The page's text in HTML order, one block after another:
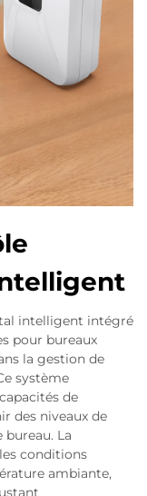
intelligent intégré
pour bureaux
la gestion de
système
de
des niveaux de
La
conditions
ambiante,